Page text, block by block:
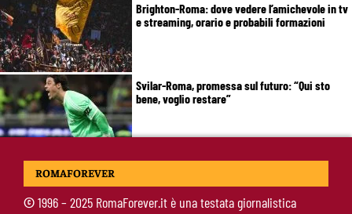
Brighton-Roma: dove vedere l’amichevole in tv
e streaming, orario e probabili formazioni
Svilar-Roma, promessa sul futuro: “Qui sto
bene, voglio restare”
Castro-Roma, messaggio Scudetto: “Non sono
ROMAFOREVER
©1996 – 2025 RomaForever.it è una testata giornalistica